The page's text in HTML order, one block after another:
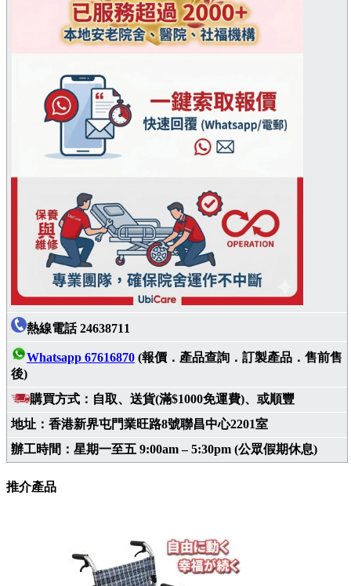
熱線電話 24638711
Whatsapp 67616870 (報價．產品查詢．訂製產品．售前售
後)
購買方式：自取、送貨(滿$1000免運費)、或順豐
地址：香港新界屯門業旺路8號聯昌中心2201室
辦工時間：星期一至五 9:00am – 5:30pm (公眾假期休息)
推介產品